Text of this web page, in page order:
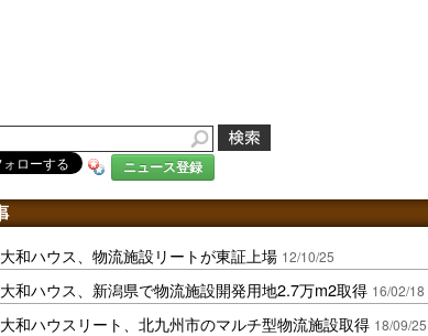
ニュース登録
大和ハウス、物流施設リートが東証上場 12/10/25
大和ハウス、新潟県で物流施設開発用地2.7万m2取得 16/02/18
大和ハウスリート、北九州市のマルチ型物流施設取得 18/09/25